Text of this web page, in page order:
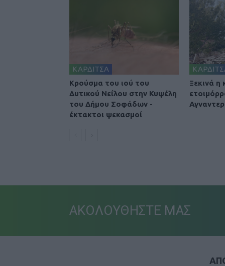
ΚΑΡΔΙΤΣΑ
Κρούσμα του ιού του
Δυτικού Νείλου στην Κυψέλη
του Δήμου Σοφάδων -
έκτακτοι ψεκασμοί
Ξεκινά η
ΑΚΟΛΟΥΘΗΣΤΕ ΜΑΣ